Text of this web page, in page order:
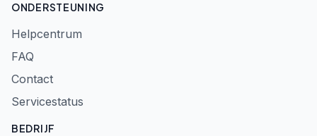
ONDERSTEUNING
Helpcentrum
FAQ
Contact
Servicestatus
BEDRIJF